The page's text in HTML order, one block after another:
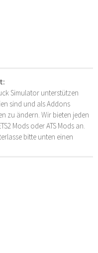
Simulator unterstützen
sind und als Addons
zu ändern. Wir bieten jeden
Mods oder ATS Mods an.
bitte unten einen